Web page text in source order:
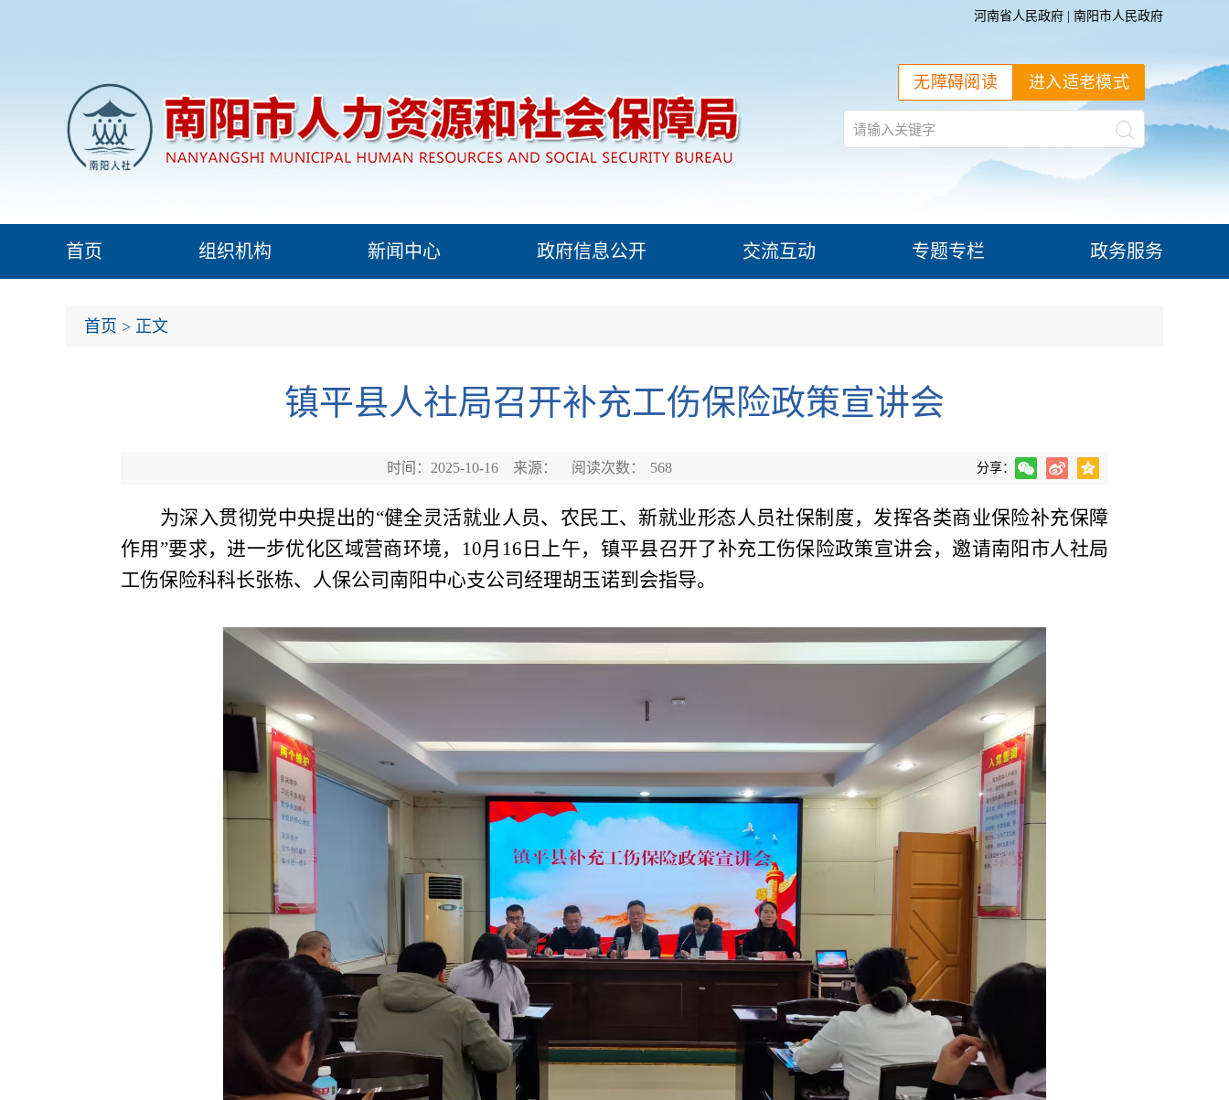
河南省人民政府 南阳市人民政府
进入适老模式
无障碍阅读
首页 组织机构 新闻中心 政府信息公开 交流互动 专题专栏 政务服务
首页 > 正文
镇平县人社局召开补充工伤保险政策宣讲会
时间：2025-10-16 来源： 阅读次数： 568 分享：
为深入贯彻党中央提出的“健全灵活就业人员、农民工、新就业形态人员社保制度，发挥各类商业保险补充保障
作用”要求，进一步优化区域营商环境，10月16日上午，镇平县召开了补充工伤保险政策宣讲会，邀请南阳市人社局
工伤保险科科长张栋、人保公司南阳中心支公司经理胡玉诺到会指导。